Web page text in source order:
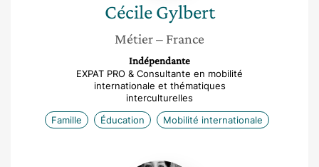
Cécile Gylbert
Métier– France
Indépendante
EXPAT PRO & Consultante en mobilité
internationale et thématiques
interculturelles
Famille
Éducation Mobilité internationale